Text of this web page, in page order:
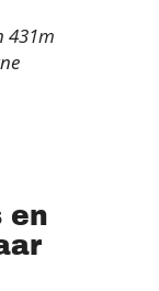
431m
en